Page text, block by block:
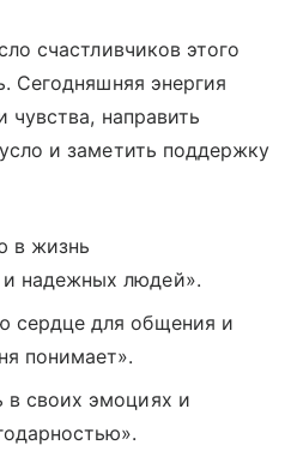
счастливчиков этого
Сегодняшняя энергия
чувства, направить
и заметить поддержку
в жизнь
надежных людей».
сердце для общения и
понимает».
в своих эмоциях и